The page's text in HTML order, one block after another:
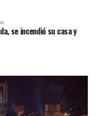
se incendió su casa y